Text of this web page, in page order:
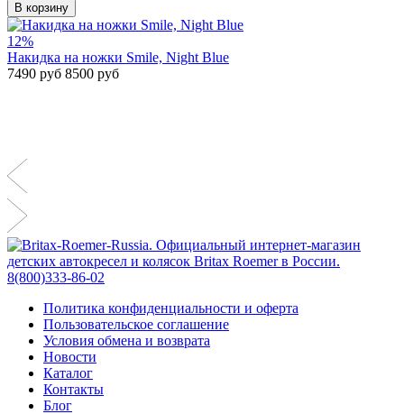
В корзину
12%
Накидка на ножки Smile, Night Blue
7490 руб 8500 руб
Политика конфиденциальности и оферта
Пользовательское соглашение
Условия обмена и возврата
Новости
Каталог
Контакты
Блог